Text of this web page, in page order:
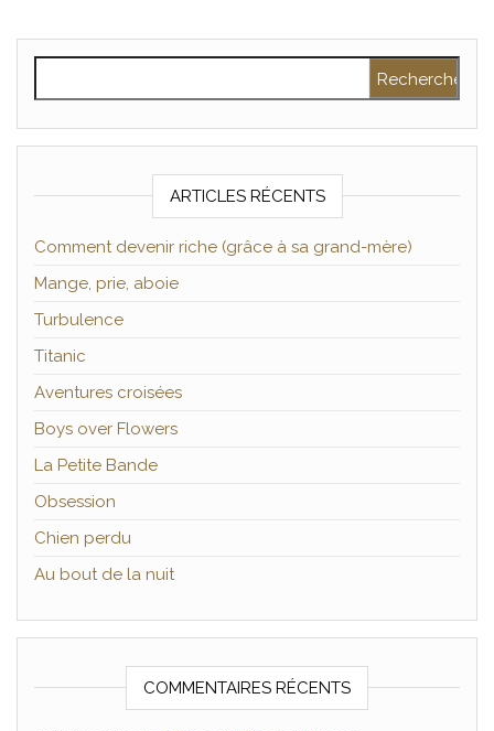
ARTICLES RÉCENTS
Comment devenir riche (grâce à sa grand-mère)
Mange, prie, aboie
Turbulence
Titanic
Aventures croisées
Boys over Flowers
La Petite Bande
Obsession
Chien perdu
Au bout de la nuit
COMMENTAIRES RÉCENTS